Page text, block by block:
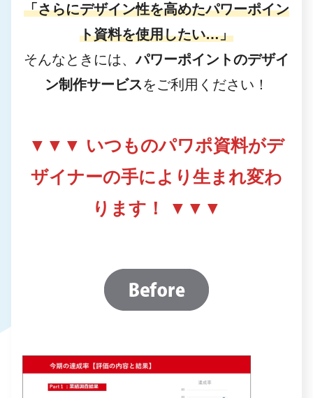
「さらにデザイン性を高めたパワーポイン
ト資料を使用したい…」
そんなときには、パワーポイントのデザイ
ン制作サービスをご利用ください！
▼▼▼ いつものパワポ資料がデ
ザイナーの手により生まれ変わ
ります！
▼▼▼